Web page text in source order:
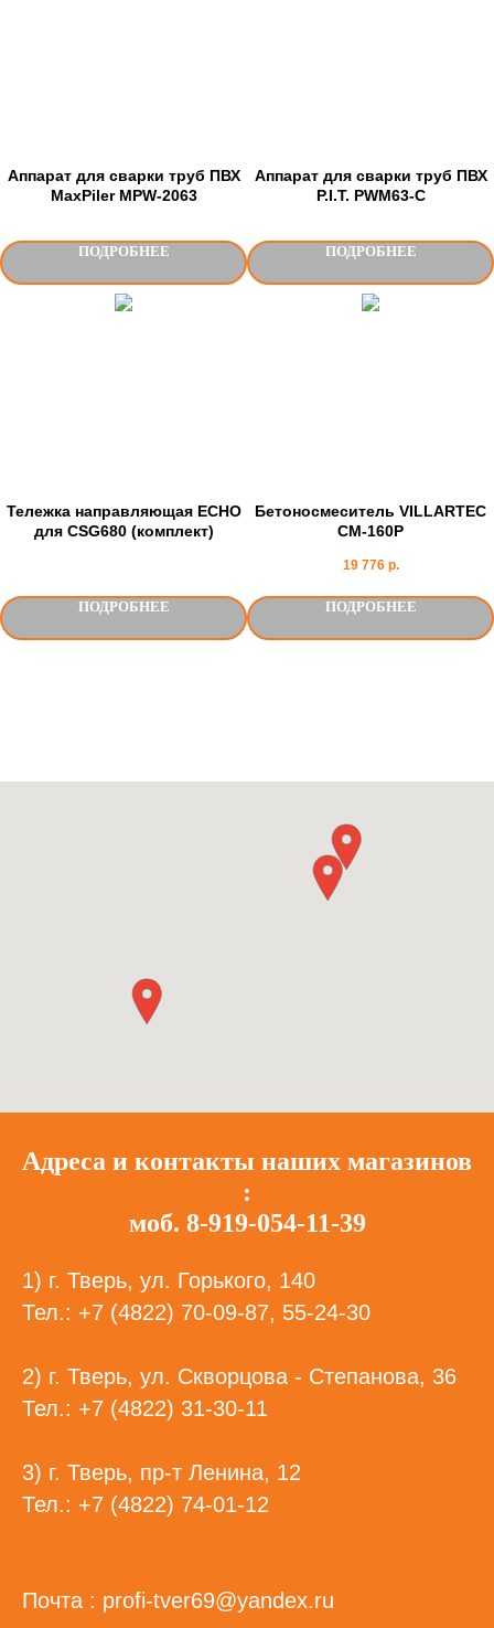
Аппарат для сварки труб ПВХ
MaxPiler MPW-2063
ПОДРОБНЕЕ
Аппарат для сварки труб ПВХ
P.I.T. PWM63-C
ПОДРОБНЕЕ
Тележка направляющая ECHO
для CSG680 (комплект)
ПОДРОБНЕЕ
Бетоносмеситель VILLARTEC
СМ-160P
19 776 р.
ПОДРОБНЕЕ
Адреса и контакты наших магазинов
:
моб. 8-919-054-11-39
1) г. Тверь, ул. Горького, 140
Тел.: +7 (4822) 70-09-87, 55-24-30
2) г. Тверь, ул. Скворцова - Степанова, 36
Тел.: +7 (4822) 31-30-11
3) г. Тверь, пр-т Ленина, 12
Тел.: +7 (4822) 74-01-12
Почта : profi-tver69@yandex.ru